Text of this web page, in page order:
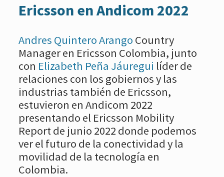
Ericsson en Andicom 2022
Andres Quintero Arango Country
Manager en Ericsson Colombia, junto
con Elizabeth Peña Jáuregui líder de
relaciones con los gobiernos y las
industrias también de Ericsson,
estuvieron en Andicom 2022
presentando el Ericsson Mobility
Report de junio 2022 donde podemos
ver el futuro de la conectividad y la
movilidad de la tecnología en
Colombia.